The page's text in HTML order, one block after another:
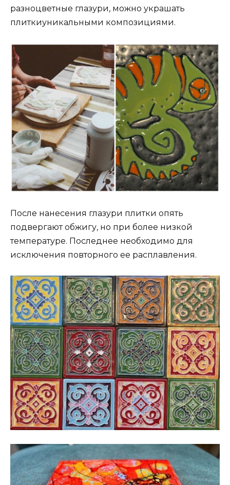
разноцветные глазури, можно украшать
плиткиуникальными композициями.
После нанесения глазури плитки опять
подвергают обжигу, но при более низкой
температуре. Последнее необходимо для
исключения повторного ее расплавления.